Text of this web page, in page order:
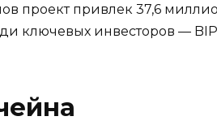
проект привлек 37,6
ключевых инвесторов —